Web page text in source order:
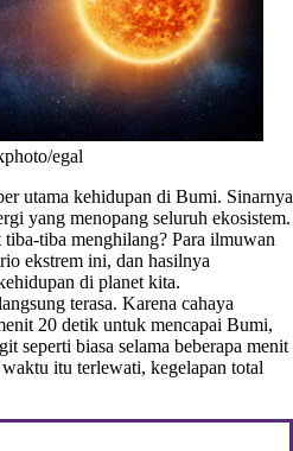
egal
utama kehidupan di Bumi. Sinarnya
yang menopang seluruh ekosistem.
tiba menghilang? Para ilmuwan
ekstrem ini, dan hasilnya
di planet kita.
terasa. Karena cahaya
20 detik untuk mencapai Bumi,
seperti biasa selama beberapa menit
itu terlewati, kegelapan total